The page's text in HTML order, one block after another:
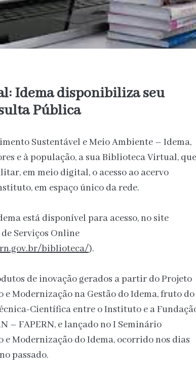
Idema disponibiliza seu
Pública
Sustentável e Meio Ambiente – Idema,
e à população, a sua Biblioteca Virtual, que
em meio digital, o acesso ao acervo
em espaço único da rede.
está disponível para acesso, no site
Serviços Online
biblioteca/).
de inovação gerados a partir do Projeto
Modernização na Gestão do Idema, fruto do
Científica entre o Instituto e a
– FAPERN, e lançado no I Seminário
Modernização do Idema, ocorrido nos dias
passado.